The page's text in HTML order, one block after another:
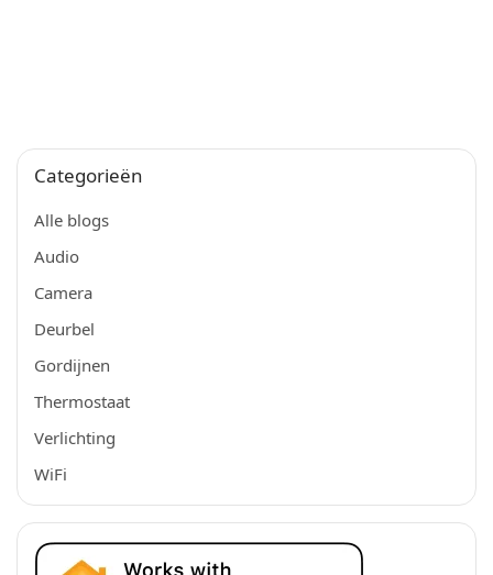
Categorieën
Alle blogs
Audio
Camera
Deurbel
Gordijnen
Thermostaat
Verlichting
WiFi